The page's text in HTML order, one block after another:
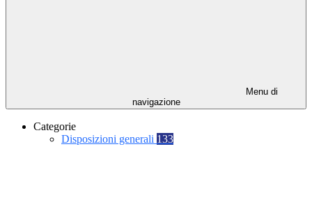
Menu di
navigazione
Categorie
Disposizioni generali 133